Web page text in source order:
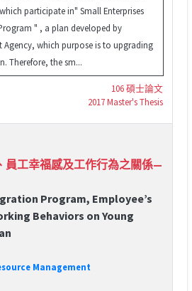
participate in" Small Enterprises
" , a plan developed by
Agency, which purpose is to upgrading
Therefore, the sm...
106 碩士論文
2017 Master's Thesis
員工幸福感及工作行為之關係—
Program, Employee’s
Behaviors on Young
Management